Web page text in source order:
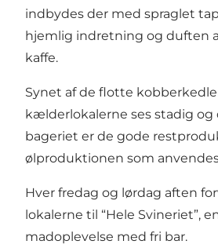
indbydes der med spraglet
hjemlig indretning og duften
kaffe.
Synet af de flotte
kælderlokalerne ses stadig
bageriet er de gode
ølproduktionen som
Hver fredag og lørdag aften
lokalerne til “Hele Svineriet”,
madoplevelse med fri bar.